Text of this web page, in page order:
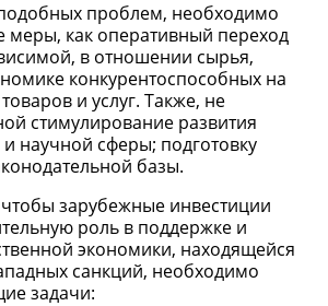
проблем, необходимо
меры, как оперативный переход
в отношении сырья,
конкурентоспособных на
и услуг. Также, не
стимулирование развития
научной сферы; подготовку
базы.
зарубежные инвестиции
роль в поддержке и
экономики, находящейся
санкций, необходимо
задачи: